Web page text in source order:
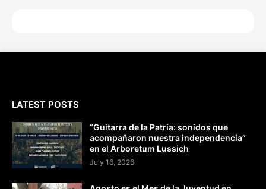
LATEST POSTS
“Guitarra de la Patria: sonidos que
acompañaron nuestra independencia”
en el Arboretum Lussich
July 16, 2026